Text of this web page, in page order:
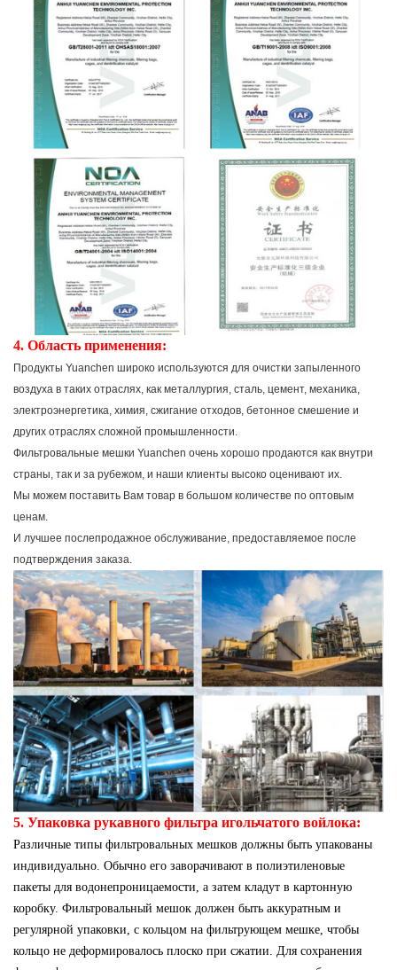
4. Область применения:
Продукты Yuanchen широко используются для очистки запыленного
воздуха в таких отраслях, как металлургия, сталь, цемент, механика,
электроэнергетика, химия, сжигание отходов, бетонное смешение и
других отраслях сложной промышленности.
Фильтровальные мешки Yuanchen очень хорошо продаются как внутри
страны, так и за рубежом, и наши клиенты высоко оценивают их.
Мы можем поставить Вам товар в большом количестве по оптовым
ценам.
И лучшее послепродажное обслуживание, предоставляемое после
подтверждения заказа.
5. Упаковка рукавного фильтра игольчатого войлока:
Различные типы фильтровальных мешков должны быть упакованы
индивидуально. Обычно его заворачивают в полиэтиленовые
пакеты для водонепроницаемости, а затем кладут в картонную
коробку. Фильтровальный мешок должен быть аккуратным и
регулярной упаковки, с кольцом на фильтрующем мешке, чтобы
кольцо не деформировалось плоско при сжатии. Для сохранения